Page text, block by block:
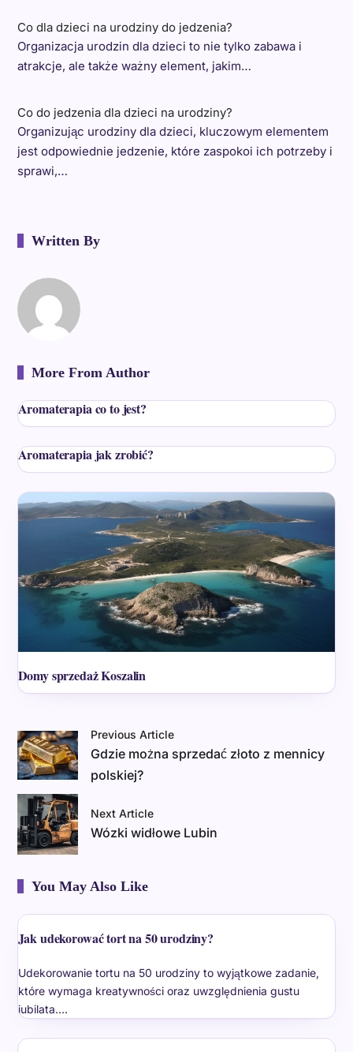
Co dla dzieci na urodziny do jedzenia?
Organizacja urodzin dla dzieci to nie tylko zabawa i
atrakcje, ale także ważny element, jakim…
Co do jedzenia dla dzieci na urodziny?
Organizując urodziny dla dzieci, kluczowym elementem
jest odpowiednie jedzenie, które zaspokoi ich potrzeby i
sprawi,…
Written By
More From Author
Aromaterapia co to jest?
Aromaterapia jak zrobić?
Domy sprzedaż Koszalin
Previous Article
Gdzie można sprzedać złoto z mennicy
polskiej?
Next Article
Wózki widłowe Lubin
You May Also Like
Jak udekorować tort na 50 urodziny?
Udekorowanie tortu na 50 urodziny to wyjątkowe zadanie,
które wymaga kreatywności oraz uwzględnienia gustu
jubilata.…